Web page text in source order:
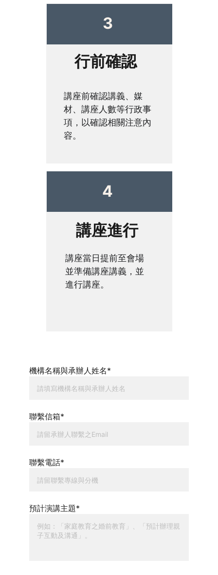
3
4
行前確認
講座進行
講座前確認講義、媒
材、講座人數等行政事
項，以確認相關注意內
容。
講座當日提前至會場
並準備講座講義，並
進行講座。
機構名稱與承辦人姓名*
聯繫信箱*
聯繫電話*
預計演講主題*